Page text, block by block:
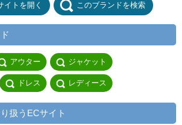
イトを開く このブランドを検索
アウター ジャケット
ドレス レディース
扱うECサイト